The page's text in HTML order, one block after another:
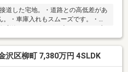
道した宅地。・道路との高低差があ
・車庫入れもスムーズです。・自
感溢れるリビング。◆アクセス・京
能見台」駅利用可で都心へのアクセ
沢区柳町 7,380万円 4SLDK